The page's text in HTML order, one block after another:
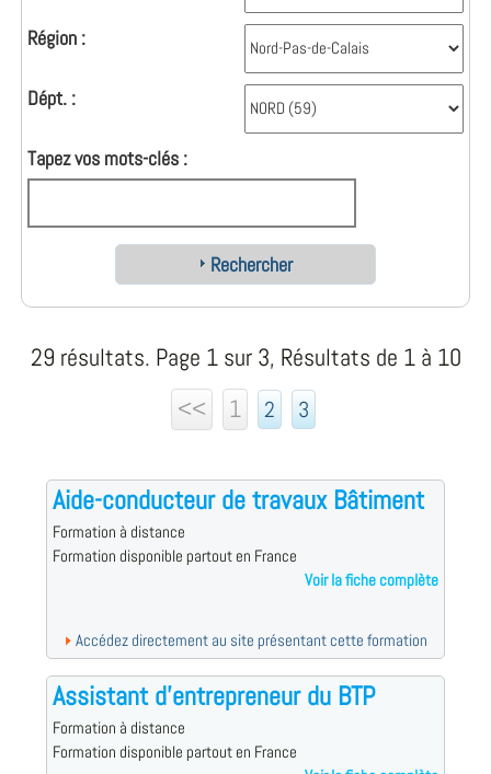
Région :
Dépt. :
Tapez vos mots-clés :
Rechercher
29 résultats. Page 1 sur 3, Résultats de 1 à 10
<<
1 2 3
Aide-conducteur de travaux Bâtiment
Formation à distance
Formation disponible partout en France
Voir la fiche complète
Accédez directement au site présentant cette formation
Assistant d'entrepreneur du BTP
Formation à distance
Formation disponible partout en France